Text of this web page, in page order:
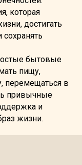
которая
достигать
бытовые
пищу,
перемещаться в
привычные
и
жизни.